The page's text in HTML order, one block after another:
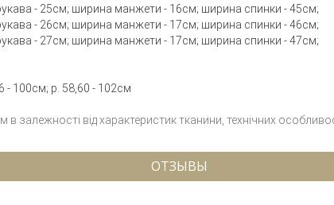
- 25см; ширина манжети - 16см; ширина спинки - 45см;
- 26см; ширина манжети - 17см; ширина спинки - 46см;
- 27см; ширина манжети - 17см; ширина спинки - 47см;
- 100см; р. 58,60 - 102см
залежності від характеристик тканини, технічних
ОТЗЫВЫ